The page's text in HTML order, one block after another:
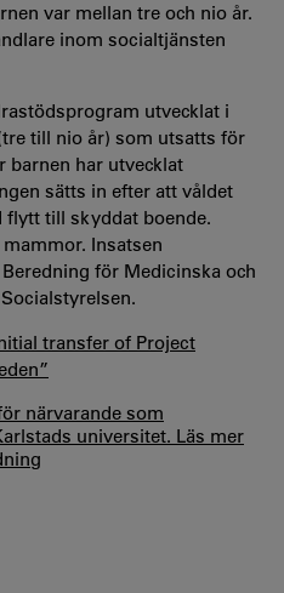
var mellan tre och nio år.
inom socialtjänsten
utvecklat i
till nio år) som utsatts för
barnen har utvecklat
sätts in efter att våldet
till skyddat boende.
Insatsen
för Medicinska och
transfer of Project
närvarande som
universitet. Läs mer